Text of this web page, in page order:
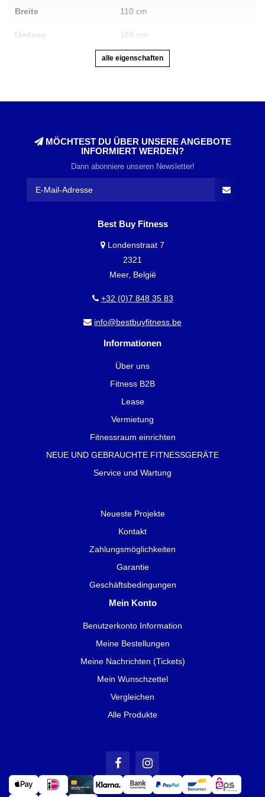
Breite 110 cm
Umfang 166 cm
alle eigenschaften
MÖCHTEST DU ÜBER UNSERE ANGEBOTE
INFORMIERT WERDEN?
Dann abonniere unseren Newsletter!
Best Buy Fitness
Londenstraat 7
2321
Meer, België
+32 (0)7 848 35 83
info@bestbuyfitness.be
Informationen
Über uns
Fitness B2B
Lease
Vermietung
Fitnessraum einrichten
NEUE UND GEBRAUCHTE FITNESSGERÄTE
Service und Wartung
Neueste Projekte
Kontakt
Zahlungsmöglichkeiten
Garantie
Geschäftsbedingungen
Mein Konto
Benutzerkonto Information
Meine Bestellungen
Meine Nachrichten (Tickets)
Mein Wunschzettel
Vergleichen
Alle Produkte